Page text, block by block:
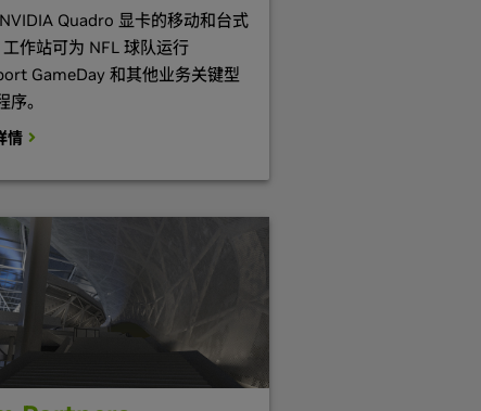
Quadro 显卡的移动和台式
工作站可为 NFL 球队运行
GameDay 和其他业务关键型
序。
情